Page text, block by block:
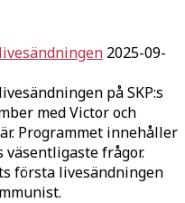
2025-09-
på SKP:s
med Victor och
Programmet innehåller
väsentligaste frågor.
första livesändningen